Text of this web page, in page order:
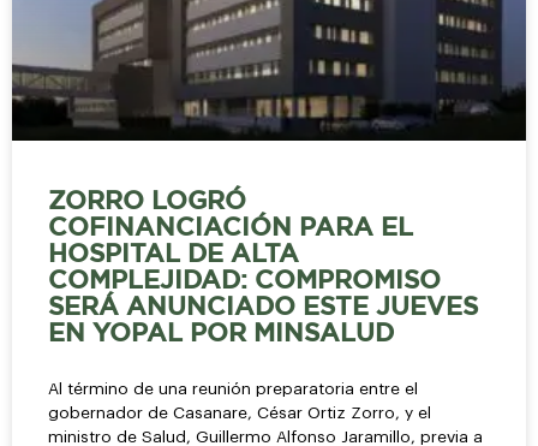
ZORRO LOGRÓ
COFINANCIACIÓN PARA EL
HOSPITAL DE ALTA
COMPLEJIDAD: COMPROMISO
SERÁ ANUNCIADO ESTE JUEVES
EN YOPAL POR MINSALUD
Al término de una reunión preparatoria entre el
gobernador de Casanare, César Ortiz Zorro, y el
ministro de Salud, Guillermo Alfonso Jaramillo, previa a